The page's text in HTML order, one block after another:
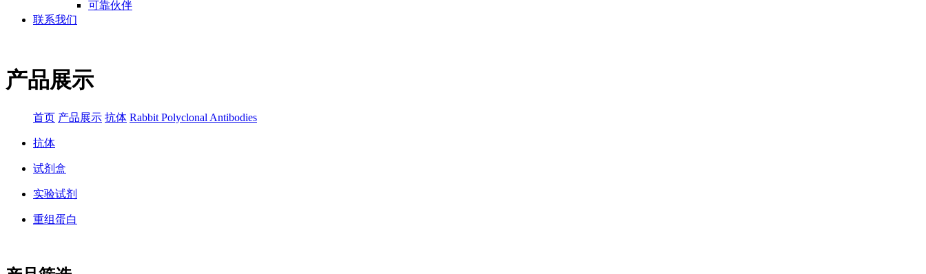
可靠伙伴
联系我们
产品展示
首页 产品展示 抗体 Rabbit Polyclonal Antibodies
抗体
试剂盒
实验试剂
重组蛋白